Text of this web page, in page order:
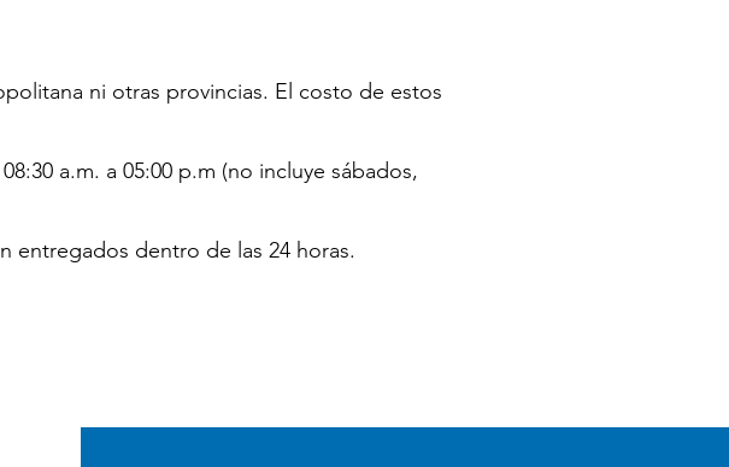
ni otras provincias. El costo de estos
a.m. a 05:00 p.m (no incluye sábados,
entregados dentro de las 24 horas.